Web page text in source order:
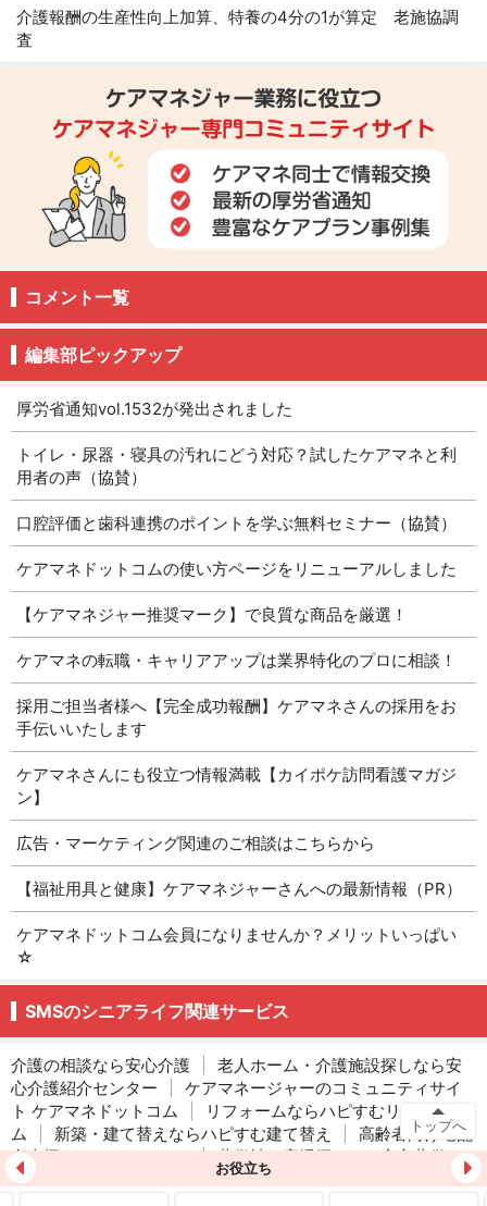
介護報酬の生産性向上加算、特養の4分の1が算定 老施協調
査
コメント一覧
編集部ピックアップ
厚労省通知vol.1532が発出されました
トイレ・尿器・寝具の汚れにどう対応？試したケアマネと利
用者の声（協賛）
口腔評価と歯科連携のポイントを学ぶ無料セミナー（協賛）
ケアマネドットコムの使い方ページをリニューアルしました
【ケアマネジャー推奨マーク】で良質な商品を厳選！
ケアマネの転職・キャリアアップは業界特化のプロに相談！
採用ご担当者様へ【完全成功報酬】ケアマネさんの採用をお
手伝いいたします
ケアマネさんにも役立つ情報満載【カイポケ訪問看護マガジ
ン】
広告・マーケティング関連のご相談はこちらから
【福祉用具と健康】ケアマネジャーさんへの最新情報（PR）
ケアマネドットコム会員になりませんか？メリットいっぱい
☆
SMSのシニアライフ関連サービス
介護の相談なら安心介護
老人ホーム・介護施設探しなら安
心介護紹介センター
ケアマネージャーのコミュニティサイ
ト ケアマネドットコム
リフォームならハピすむリフォー
ム
新築・建て替えならハピすむ建て替え
高齢者向け宅配
弁当探しなららいふーど | 葬儀社・斎場探しなら安心葬儀
お役立ち
トップへ